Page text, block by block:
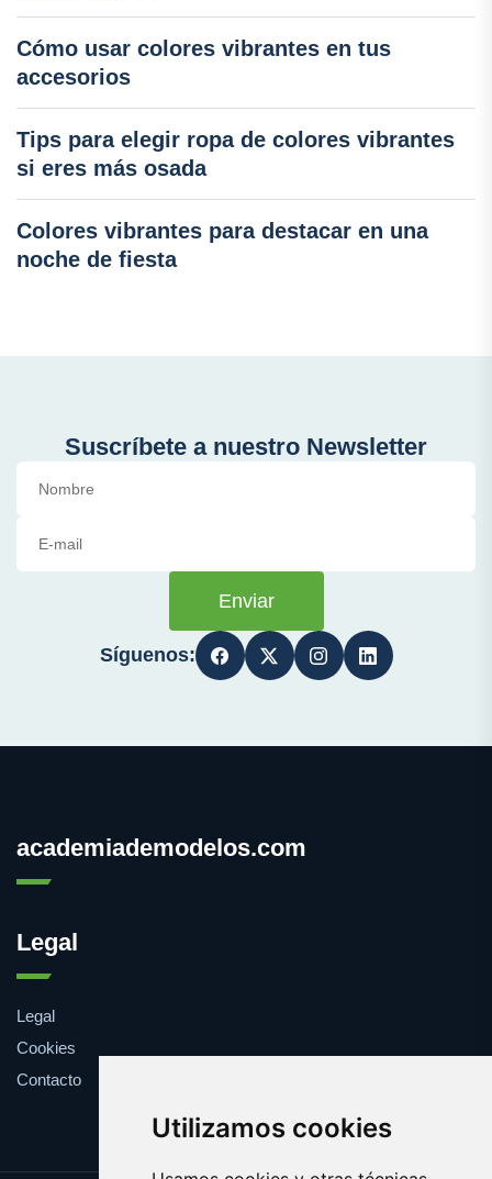
Utilizamos cookies
Cómo usar colores vibrantes en tus
accesorios
Tips para elegir ropa de colores vibrantes
si eres más osada
Colores vibrantes para destacar en una
noche de fiesta
Suscríbete a nuestro Newsletter
Enviar
Síguenos:
academiademodelos.com
Legal
Legal
Cookies
Contacto